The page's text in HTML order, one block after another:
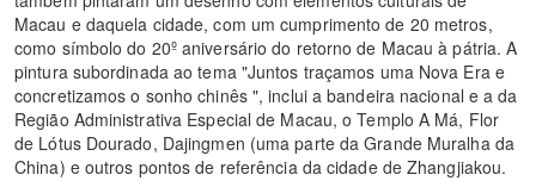
Macau e daquela cidade, com um cumprimento de 20 metros,
como símbolo do 20º aniversário do retorno de Macau à pátria. A
pintura subordinada ao tema "Juntos traçamos uma Nova Era e
concretizamos o sonho chinês ", inclui a bandeira nacional e a da
Região Administrativa Especial de Macau, o Templo A Má, Flor
de Lótus Dourado, Dajingmen (uma parte da Grande Muralha da
China) e outros pontos de referência da cidade de Zhangjiakou.